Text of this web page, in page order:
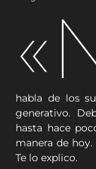
habla de los
generativo.
hasta hace
manera de
Te lo explico.